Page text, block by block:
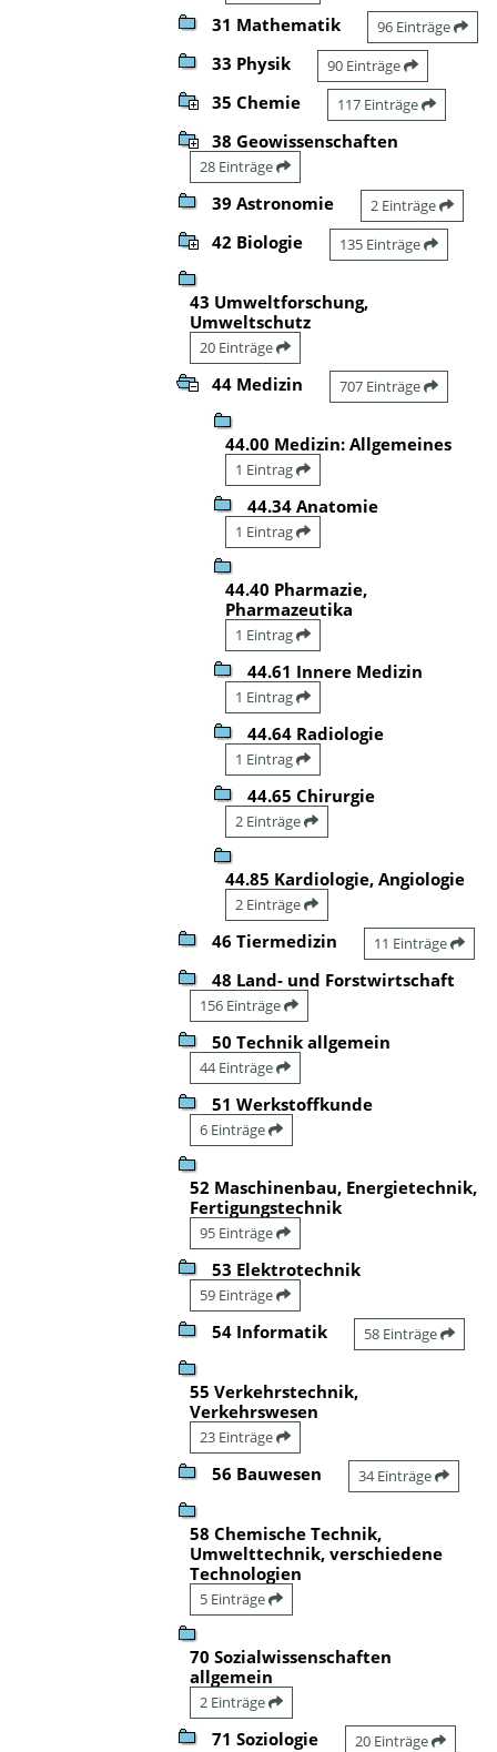
31 Mathematik 96 Einträge
33 Physik 90 Einträge
35 Chemie 117 Einträge
38 Geowissenschaften
28 Einträge
39 Astronomie 2 Einträge
42 Biologie 135 Einträge
43 Umweltforschung,
Umweltschutz
20 Einträge
44 Medizin 707 Einträge
44.00 Medizin: Allgemeines
1 Eintrag
44.34 Anatomie
1 Eintrag
44.40 Pharmazie,
Pharmazeutika
1 Eintrag
44.61 Innere Medizin
1 Eintrag
44.64 Radiologie
1 Eintrag
44.65 Chirurgie
2 Einträge
44.85 Kardiologie, Angiologie
2 Einträge
46 Tiermedizin 11 Einträge
48 Land- und Forstwirtschaft
156 Einträge
50 Technik allgemein
44 Einträge
51 Werkstoffkunde
6 Einträge
52 Maschinenbau, Energietechnik,
Fertigungstechnik
95 Einträge
53 Elektrotechnik
59 Einträge
54 Informatik 58 Einträge
55 Verkehrstechnik,
Verkehrswesen
23 Einträge
56 Bauwesen 34 Einträge
58 Chemische Technik,
Umwelttechnik, verschiedene
Technologien
5 Einträge
70 Sozialwissenschaften
allgemein
2 Einträge
71 Soziologie 20 Einträge